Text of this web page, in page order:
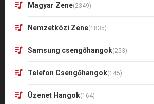
Magyar Zene(2349)
Nemzetközi Zene(1835)
Samsung csengőhangok(253)
Telefon Csengőhangok(145)
Üzenet Hangok(164)